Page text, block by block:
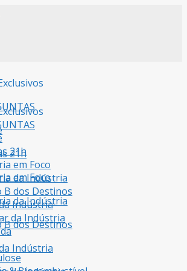
21h
em Foco
da Indústria
B dos Destinos
Indústria
21h
em Foco
da Indústria
B dos Destinos
Indústria
da Indústria